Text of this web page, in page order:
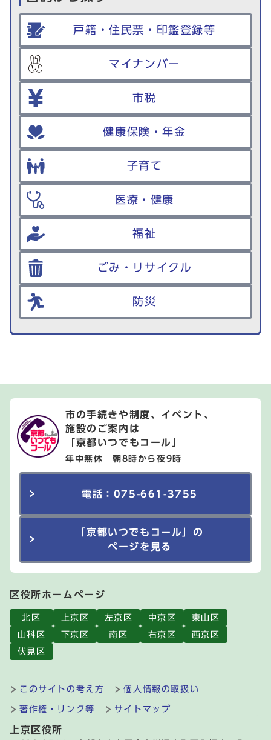
戸籍・住民票・印鑑登録等
マイナンバー
市税
健康保険・年金
子育て
医療・健康
福祉
ごみ・リサイクル
防災
市の手続きや制度、イベント、
施設のご案内は
「京都いつでもコール」
年中無休 朝8時から夜9時
電話：075-661-3755
「京都いつでもコール」の
ページを見る
区役所ホームページ
北区 上京区 左京区 中京区
東山区
山科区
下京区 南区 右京区
西京区
伏見区
このサイトの考え方 個人情報の取扱い
著作権・リンク等 サイトマップ
上京区役所